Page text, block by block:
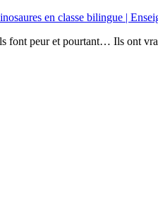
en classe bilingue |
font peur et pourtant… Ils ont